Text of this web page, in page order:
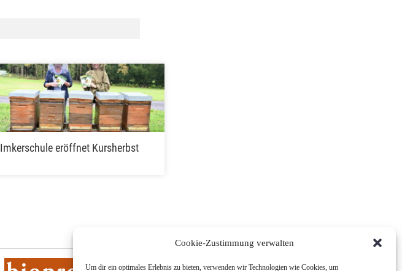
Cookie-Zustimmung verwalten
Um dir ein optimales Erlebnis zu bieten, verwenden wir Technologien wie Cookies, um
Imkerschule eröffnet Kursherbst